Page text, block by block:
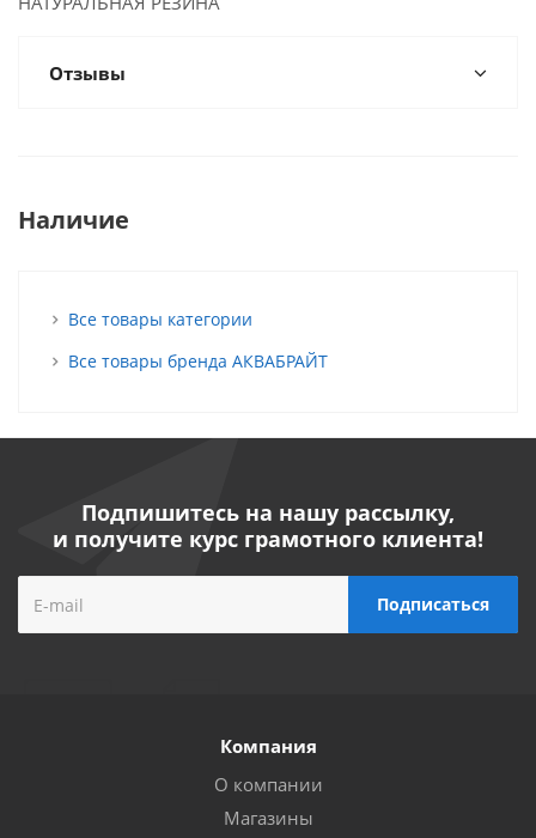
Отзывы
Наличие
Все товары категории
Все товары бренда АКВАБРАЙТ
Подпишитесь на нашу рассылку,
и получите курс грамотного клиента!
Компания
О компании
Магазины